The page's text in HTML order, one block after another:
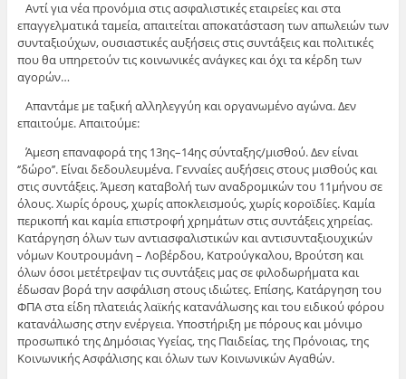
Αντί για νέα προνόμια στις ασφαλιστικές εταιρείες και στα
επαγγελματικά ταμεία, απαιτείται αποκατάσταση των απωλειών των
συνταξιούχων, ουσιαστικές αυξήσεις στις συντάξεις και πολιτικές
που θα υπηρετούν τις κοινωνικές ανάγκες και όχι τα κέρδη των
αγορών…
Απαντάμε με ταξική αλληλεγγύη και οργανωμένο αγώνα. Δεν
επαιτούμε. Απαιτούμε:
Άμεση επαναφορά της 13ης–14ης σύνταξης/μισθού. Δεν είναι
‘’δώρο’’. Είναι δεδουλευμένα. Γενναίες αυξήσεις στους μισθούς και
στις συντάξεις. Άμεση καταβολή των αναδρομικών του 11μήνου σε
όλους. Χωρίς όρους, χωρίς αποκλεισμούς, χωρίς κοροϊδίες. Καμία
περικοπή και καμία επιστροφή χρημάτων στις συντάξεις χηρείας.
Κατάργηση όλων των αντιασφαλιστικών και αντισυνταξιουχικών
νόμων Κουτρουμάνη – Λοβέρδου, Κατρούγκαλου, Βρούτση και
όλων όσοι μετέτρεψαν τις συντάξεις μας σε φιλοδωρήματα και
έδωσαν βορά την ασφάλιση στους ιδιώτες. Επίσης, Κατάργηση του
ΦΠΑ στα είδη πλατειάς λαϊκής κατανάλωσης και του ειδικού φόρου
κατανάλωσης στην ενέργεια. Υποστήριξη με πόρους και μόνιμο
προσωπικό της Δημόσιας Υγείας, της Παιδείας, της Πρόνοιας, της
Κοινωνικής Ασφάλισης και όλων των Κοινωνικών Αγαθών.